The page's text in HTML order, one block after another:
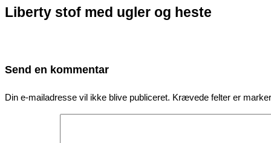
Liberty stof med ugler og heste
Send en kommentar
Din e-mailadresse vil ikke blive publiceret. Krævede felter er